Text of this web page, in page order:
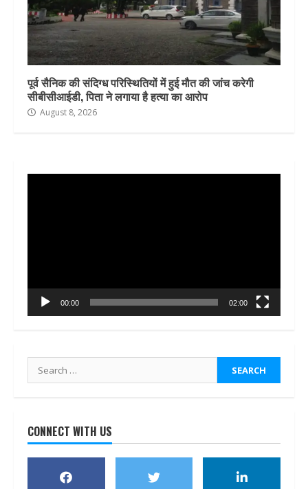
पूर्व सैनिक की संदिग्ध परिस्थितियों में हुई मौत की जांच करेगी
सीबीसीआईडी, पिता ने लगाया है हत्या का आरोप
August 8, 2026
00:00 02:00
Search
for:
CONNECT WITH US